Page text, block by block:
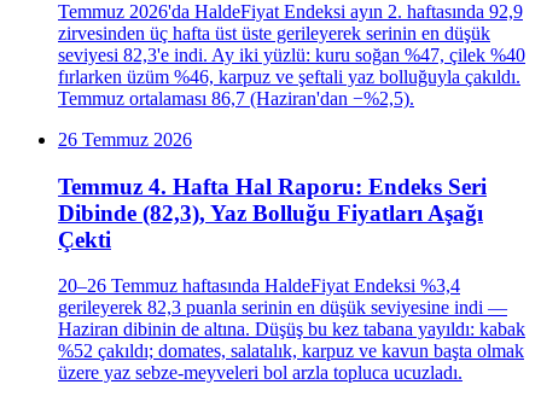
Temmuz 2026'da HaldeFiyat Endeksi ayın 2. haftasında 92,9
zirvesinden üç hafta üst üste gerileyerek serinin en düşük
seviyesi 82,3'e indi. Ay iki yüzlü: kuru soğan %47, çilek %40
fırlarken üzüm %46, karpuz ve şeftali yaz bolluğuyla çakıldı.
Temmuz ortalaması 86,7 (Haziran'dan −%2,5).
26 Temmuz 2026
Temmuz 4. Hafta Hal Raporu: Endeks Seri
Dibinde (82,3), Yaz Bolluğu Fiyatları Aşağı
Çekti
20–26 Temmuz haftasında HaldeFiyat Endeksi %3,4
gerileyerek 82,3 puanla serinin en düşük seviyesine indi —
Haziran dibinin de altına. Düşüş bu kez tabana yayıldı: kabak
%52 çakıldı; domates, salatalık, karpuz ve kavun başta olmak
üzere yaz sebze-meyveleri bol arzla topluca ucuzladı.